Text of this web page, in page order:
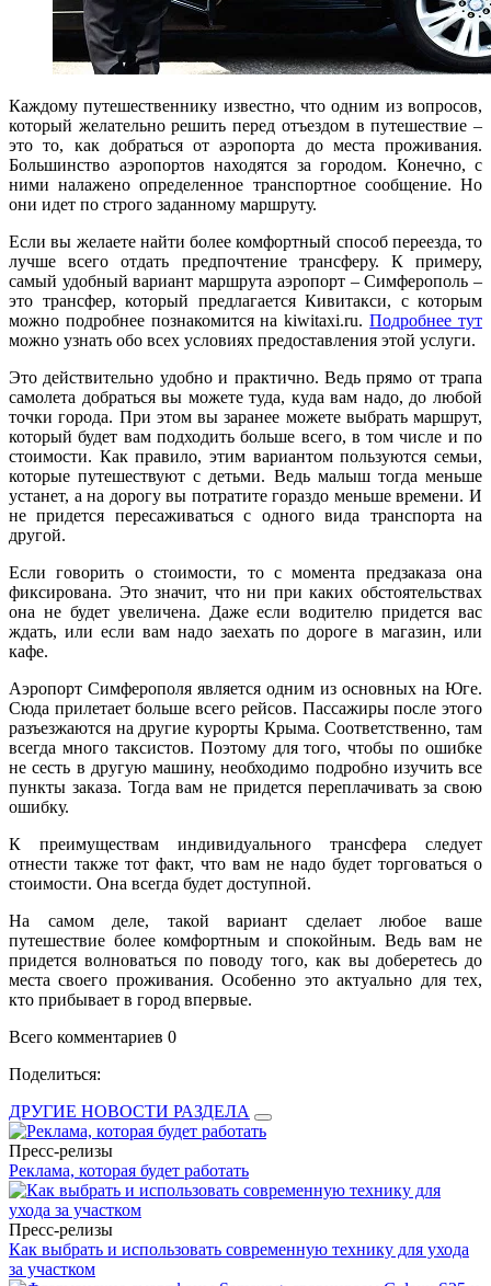
Каждому путешественнику известно, что одним из вопросов,
который желательно решить перед отъездом в путешествие –
это то, как добраться от аэропорта до места проживания.
Большинство аэропортов находятся за городом. Конечно, с
ними налажено определенное транспортное сообщение. Но
они идет по строго заданному маршруту.
Если вы желаете найти более комфортный способ переезда, то
лучше всего отдать предпочтение трансферу. К примеру,
самый удобный вариант маршрута аэропорт – Симферополь –
это трансфер, который предлагается Кивитакси, с которым
можно подробнее познакомится на kiwitaxi.ru.Подробнее тут
можно узнать обо всех условиях предоставления этой услуги.
Это действительно удобно и практично. Ведь прямо от трапа
самолета добраться вы можете туда, куда вам надо, до любой
точки города. При этом вы заранее можете выбрать маршрут,
который будет вам подходить больше всего, в том числе и по
стоимости. Как правило, этим вариантом пользуются семьи,
которые путешествуют с детьми. Ведь малыш тогда меньше
устанет, а на дорогу вы потратите гораздо меньше времени. И
не придется пересаживаться с одного вида транспорта на
другой.
Если говорить о стоимости, то с момента предзаказа она
фиксирована. Это значит, что ни при каких обстоятельствах
она не будет увеличена. Даже если водителю придется вас
ждать, или если вам надо заехать по дороге в магазин, или
кафе.
Аэропорт Симферополя является одним из основных на Юге.
Сюда прилетает больше всего рейсов. Пассажиры после этого
разъезжаются на другие курорты Крыма. Соответственно, там
всегда много таксистов. Поэтому для того, чтобы по ошибке
не сесть в другую машину, необходимо подробно изучить все
пункты заказа. Тогда вам не придется переплачивать за свою
ошибку.
К преимуществам индивидуального трансфера следует
отнести также тот факт, что вам не надо будет торговаться о
стоимости. Она всегда будет доступной.
На самом деле, такой вариант сделает любое ваше
путешествие более комфортным и спокойным. Ведь вам не
придется волноваться по поводу того, как вы доберетесь до
места своего проживания. Особенно это актуально для тех,
кто прибывает в город впервые.
Всего комментариев 0
Поделиться:
ДРУГИЕ НОВОСТИ РАЗДЕЛА
Пресс-релизы
Реклама, которая будет работать
Пресс-релизы
Как выбрать и использовать современную технику для ухода
за участком